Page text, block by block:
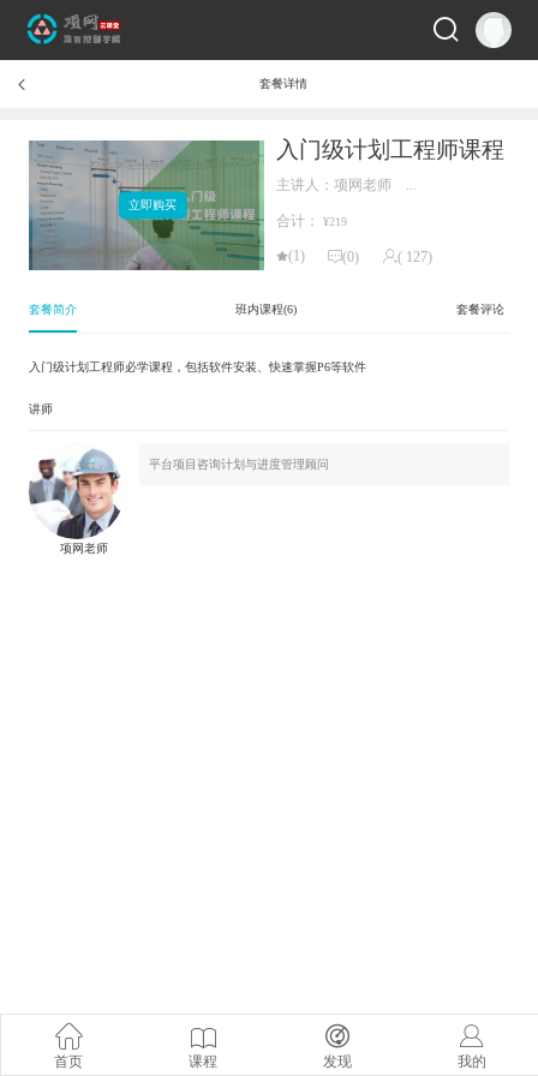
 套餐详情
立即购买
入门级计划工程师课程
主讲人：项网老师 ...
合计： ¥219
(1) (0) ( 127)
套餐简介 班内课程(6) 套餐评论
入门级计划工程师必学课程，包括软件安装、快速掌握P6等软件
讲师
项网老师
平台项目咨询计划与进度管理顾问
首页 课程 发现 我的